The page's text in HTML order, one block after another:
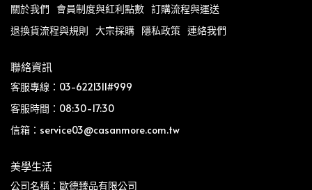
關於我們 會員制度與紅利點數 訂購流程與運送
退換貨流程與規則 大宗採購 隱私政策 連絡我們
聯絡資訊
客服專線：03-6221311#999
客服時間：08:30-17:30
信箱：service03@casanmore.com.tw
美學生活
公司名稱：歐德臻品有限公司